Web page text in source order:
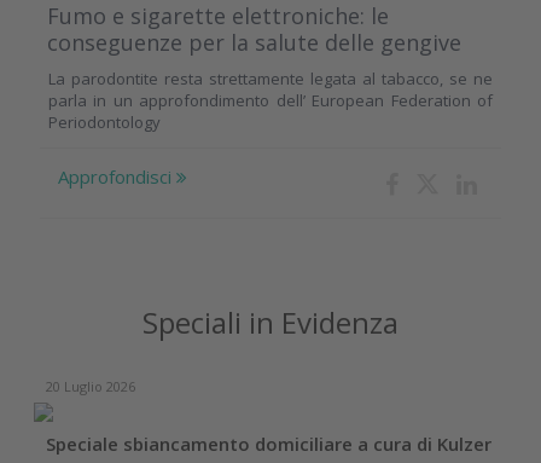
Fumo e sigarette elettroniche: le
conseguenze per la salute delle gengive
La parodontite resta strettamente legata al tabacco, se ne
parla in un approfondimento dell’ European Federation of
Periodontology
Approfondisci
Speciali in Evidenza
20 Luglio 2026
Speciale sbiancamento domiciliare a cura di Kulzer